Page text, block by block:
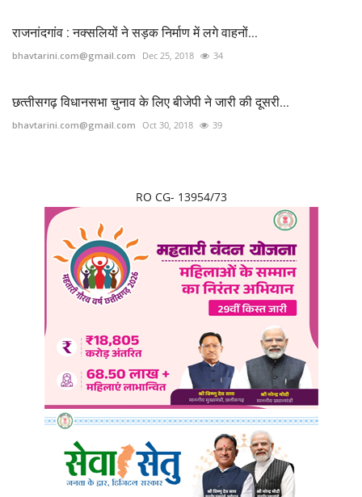
राजनांदगांव : नक्सलियों ने सड़क निर्माण में लगे वाहनों...
bhavtarini.com@gmail.com Dec 25, 2018 34
छत्‍तीसगढ़ विधानसभा चुनाव के लिए बीजेपी ने जारी की दूसरी...
bhavtarini.com@gmail.com Oct 30, 2018 39
RO CG- 13954/73